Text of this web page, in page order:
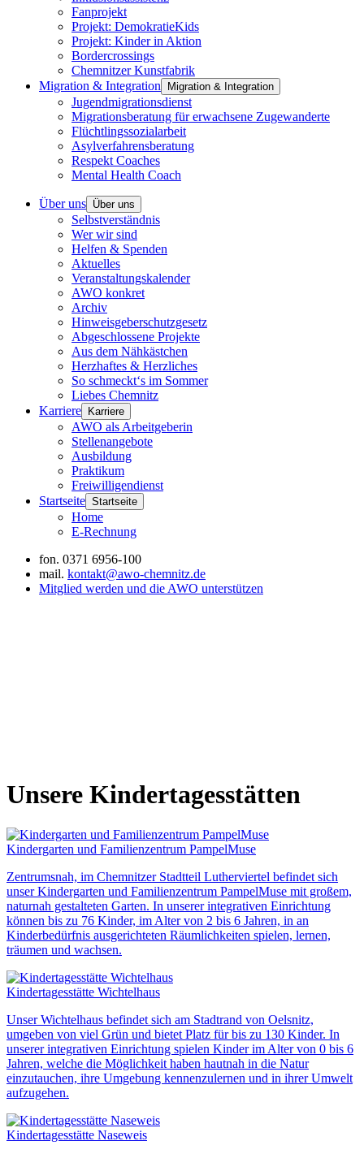
Fanprojekt
Projekt: DemokratieKids
Projekt: Kinder in Aktion
Bordercrossings
Chemnitzer Kunstfabrik
Migration & Integration
Migration & Integration
Jugendmigrationsdienst
Migrationsberatung für erwachsene Zugewanderte
Flüchtlingssozialarbeit
Asylverfahrensberatung
Respekt Coaches
Mental Health Coach
Über uns Über uns
Selbstverständnis
Wer wir sind
Helfen & Spenden
Aktuelles
Veranstaltungskalender
AWO konkret
Archiv
Hinweisgeberschutzgesetz
Abgeschlossene Projekte
Aus dem Nähkästchen
Herzhaftes & Herzliches
So schmeckt‘s im Sommer
Liebes Chemnitz
Karriere
Karriere
AWO als Arbeitgeberin
Stellenangebote
Ausbildung
Praktikum
Freiwilligendienst
Startseite Startseite
Home
E-Rechnung
fon. 0371 6956-100
mail. kontakt@awo-chemnitz.de
Mitglied werden und die AWO unterstützen
Unsere Kindertagesstätten
Kindergarten und Familienzentrum PampelMuse
Zentrumsnah, im Chemnitzer Stadtteil Lutherviertel befindet sich
unser Kindergarten und Familienzentrum PampelMuse mit großem,
naturnah gestalteten Garten. In unserer integrativen Einrichtung
können bis zu 76 Kinder, im Alter von 2 bis 6 Jahren, in an
Kinderbedürfnis ausgerichteten Räumlichkeiten spielen, lernen,
träumen und wachsen.
Kindertagesstätte Wichtelhaus
Unser Wichtelhaus befindet sich am Stadtrand von Oelsnitz,
umgeben von viel Grün und bietet Platz für bis zu 130 Kinder. In
unserer integrativen Einrichtung spielen Kinder im Alter von 0 bis 6
Jahren, welche die Möglichkeit haben hautnah in die Natur
einzutauchen, ihre Umgebung kennenzulernen und in ihrer Umwelt
aufzugehen.
Kindertagesstätte Naseweis